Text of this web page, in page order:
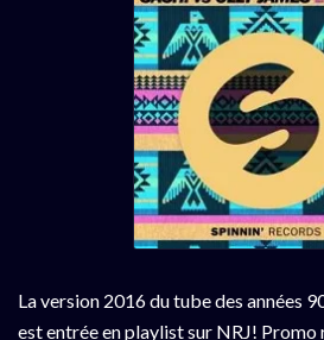
La version 2016 du tube des années
est entrée en playlist sur NRJ! Promo